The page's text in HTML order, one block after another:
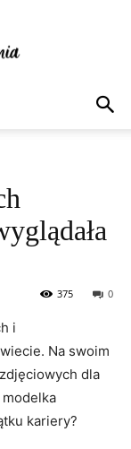
0
375
i
Na swoim
dla
kariery?